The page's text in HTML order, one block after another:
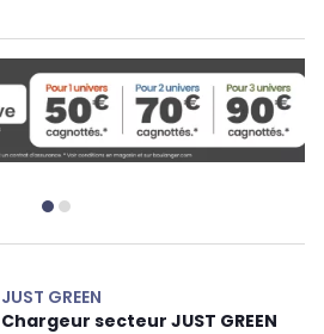
JUST GREEN
Chargeur secteur JUST GREEN